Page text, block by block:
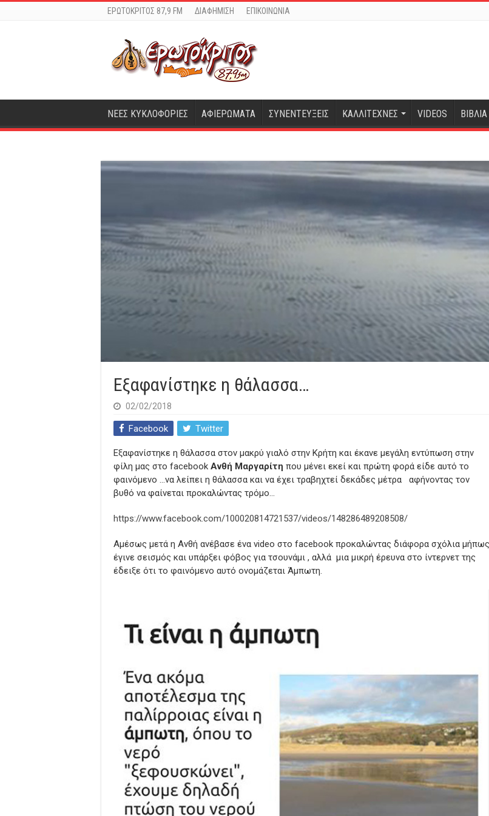
ΕΡΩΤΟΚΡΙΤΟΣ 87,9 FM ΔΙΑΦΗΜΙΣΗ ΕΠΙΚΟΙΝΩΝΙΑ
ΝΕΕΣ ΚΥΚΛΟΦΟΡΙΕΣ ΑΦΙΕΡΩΜΑΤΑ ΣΥΝΕΝΤΕΥΞΕΙΣ ΚΑΛΛΙΤΕΧΝΕΣ VIDEOS ΒΙΒΛΙΑ
Εξαφανίστηκε η θάλασσα…
02/02/2018
Facebook Twitter
Εξαφανίστηκε η θάλασσα στον μακρύ γιαλό στην Κρήτη και έκανε μεγάλη εντύπωση στην
φίλη μας στο facebook Ανθή Μαργαρίτη που μένει εκεί και πρώτη φορά είδε αυτό το
φαινόμενο …να λείπει η θάλασσα και να έχει τραβηχτεί δεκάδες μέτρα αφήνοντας τον
βυθό να φαίνεται προκαλώντας τρόμο…
https://www.facebook.com/100020814721537/videos/148286489208508/
Αμέσως μετά η Ανθή ανέβασε ένα video στο facebook προκαλώντας διάφορα σχόλια μήπως
έγινε σεισμός και υπάρξει φόβος για τσουνάμι , αλλά μια μικρή έρευνα στο ίντερνετ της
έδειξε ότι το φαινόμενο αυτό ονομάζεται Άμπωτη.